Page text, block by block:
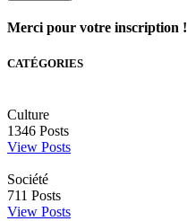
Merci pour votre inscription !
CATÉGORIES
Culture
1346 Posts
View Posts
Société
711 Posts
View Posts